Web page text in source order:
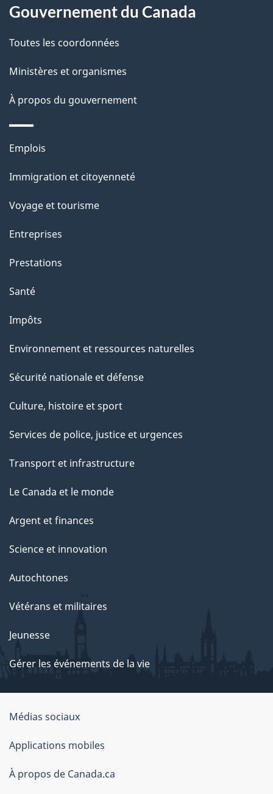
d
e
l
a
p
a
g
e
propos
de
ce
site
Gouvernement du Canada
Toutes les coordonnées
Ministères et organismes
À propos du gouvernement
Thèmes
sujets
Emplois
Immigration et citoyenneté
Voyage et tourisme
Entreprises
Prestations
Santé
Impôts
Environnement et ressources naturelles
Sécurité nationale et défense
Culture, histoire et sport
Services de police, justice et urgences
Transport et infrastructure
Le Canada et le monde
Argent et finances
Science et innovation
Autochtones
Vétérans et militaires
Jeunesse
Gérer les événements de la vie
Organisation
du
gouvernement
du
Médias sociaux
Applications mobiles
À propos de Canada.ca